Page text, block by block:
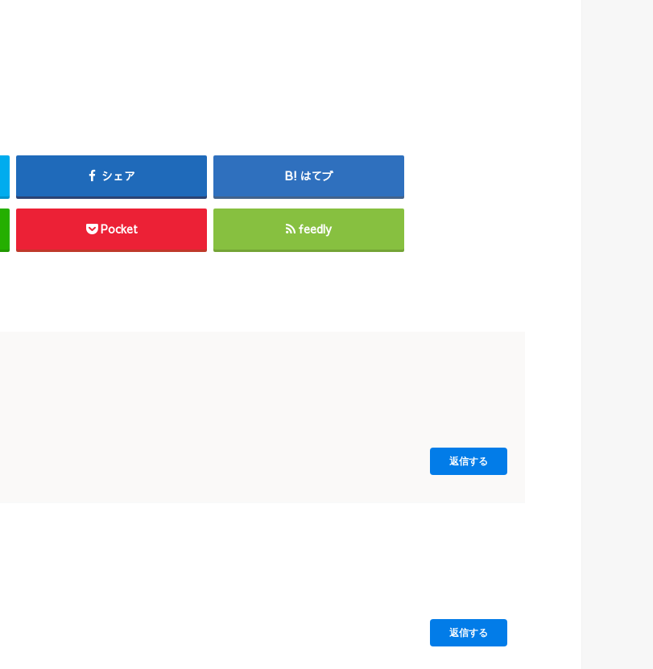
シェア はてブ
Pocket feedly
返信する
返信する